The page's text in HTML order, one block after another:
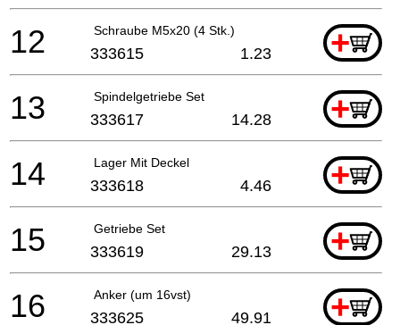
Schraube M5x20 (4 Stk.) +
12 333615 1.23
Spindelgetriebe Set +
13 333617 14.28
Lager Mit Deckel +
14 333618 4.46
Getriebe Set +
15 333619 29.13
Anker (um 16vst) +
16 333625 49.91